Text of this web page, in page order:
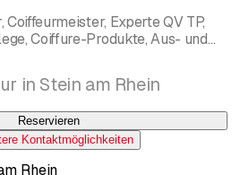
Coiffeurmeister, Experte QV TP,
Coiffure-Produkte, Aus- und
in Stein am Rhein
Reservieren
Kontaktmöglichkeiten
Rhein